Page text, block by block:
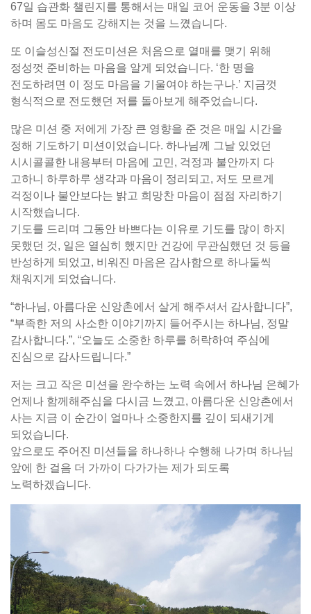
67일 습관화 챌린지를 통해서는 매일 코어 운동을 3분 이상
하며 몸도 마음도 강해지는 것을 느꼈습니다.
또 이슬성신절 전도미션은 처음으로 열매를 맺기 위해
정성껏 준비하는 마음을 알게 되었습니다. ‘한 명을
전도하려면 이 정도 마음을 기울여야 하는구나.’ 지금껏
형식적으로 전도했던 저를 돌아보게 해주었습니다.
많은 미션 중 저에게 가장 큰 영향을 준 것은 매일 시간을
정해 기도하기 미션이었습니다. 하나님께 그날 있었던
시시콜콜한 내용부터 마음에 고민, 걱정과 불안까지 다
고하니 하루하루 생각과 마음이 정리되고, 저도 모르게
걱정이나 불안보다는 밝고 희망찬 마음이 점점 자리하기
시작했습니다.
기도를 드리며 그동안 바쁘다는 이유로 기도를 많이 하지
못했던 것, 일은 열심히 했지만 건강에 무관심했던 것 등을
반성하게 되었고, 비워진 마음은 감사함으로 하나둘씩
채워지게 되었습니다.
“하나님, 아름다운 신앙촌에서 살게 해주셔서 감사합니다”,
“부족한 저의 사소한 이야기까지 들어주시는 하나님, 정말
감사합니다.”, “오늘도 소중한 하루를 허락하여 주심에
진심으로 감사드립니다.”
저는 크고 작은 미션을 완수하는 노력 속에서 하나님 은혜가
언제나 함께해주심을 다시금 느꼈고, 아름다운 신앙촌에서
사는 지금 이 순간이 얼마나 소중한지를 깊이 되새기게
되었습니다.
앞으로도 주어진 미션들을 하나하나 수행해 나가며 하나님
앞에 한 걸음 더 가까이 다가가는 제가 되도록
노력하겠습니다.